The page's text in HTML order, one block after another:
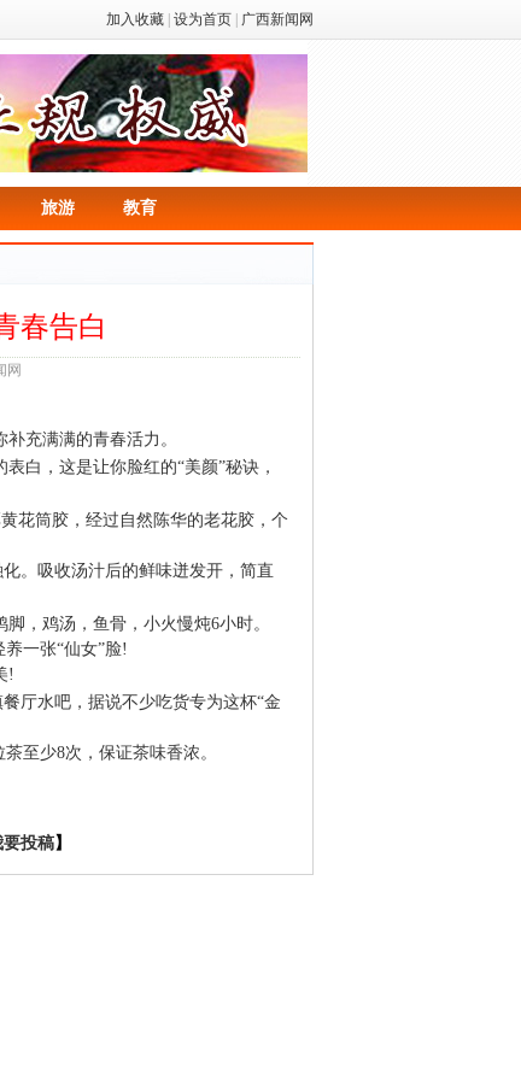
加入收藏 设为首页 广西新闻网
旅游 教育
春告白
网
充满满的青春活力。
白，这是让你脸红的“美颜”秘诀，
筒胶，经过自然陈华的老花胶，个
。吸收汤汁后的鲜味迸发开，简直
，鸡汤，鱼骨，小火慢炖6小时。
一张“仙女”脸!
!
厅水吧，据说不少吃货专为这杯“金
至少8次，保证茶味香浓。
要投稿】